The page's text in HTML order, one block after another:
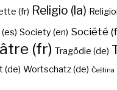
(fr) Religio (la)
Society (en) Société
(fr) Tragödie (de)
(de) Wortschatz (de) Čeština